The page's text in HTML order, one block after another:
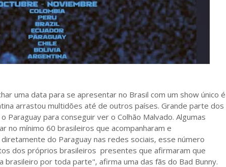
uma data para se apresentar no Brasil com um show único é
arrastou multidões até de outros países. Grande parte dos
Paraguay para conseguir ver o Colhão Malvado. Algumas
no mínimo 60 brasileiros que acompanharam e
do Paraguay nas redes sociais, esse número
dos próprios brasileiros presentes que afirmaram que
brasileiro por toda parte", afirma uma das fãs do Bad Bunny.